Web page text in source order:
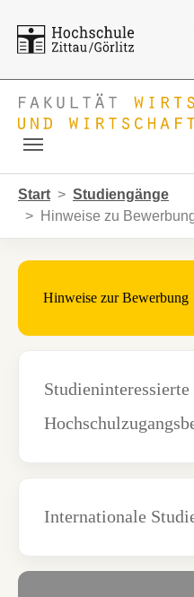
Start
Studiengänge
Hinweise zu
Hinweise zur Bewerbung
Internationale